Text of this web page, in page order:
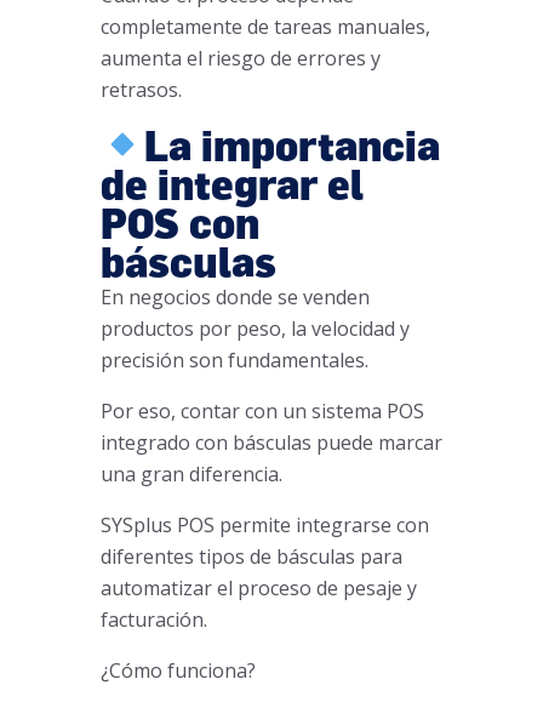
completamente de tareas manuales,
aumenta el riesgo de errores y
retrasos.
La importancia
de integrar el
POS con
básculas
En negocios donde se venden
productos por peso, la velocidad y
precisión son fundamentales.
Por eso, contar con un sistema POS
integrado con básculas puede marcar
una gran diferencia.
SYSplus POS permite integrarse con
diferentes tipos de básculas para
automatizar el proceso de pesaje y
facturación.
¿Cómo funciona?